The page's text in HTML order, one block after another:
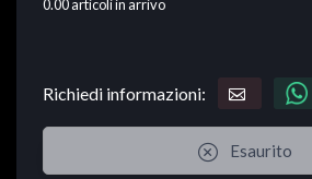
0.00articoli in arrivo
Richiedi informazioni:
Esaurito